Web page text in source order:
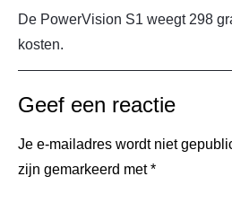
De PowerVision S1 weegt 298
kosten.
Geef een reactie
Je e-mailadres wordt niet
zijn gemarkeerd met*